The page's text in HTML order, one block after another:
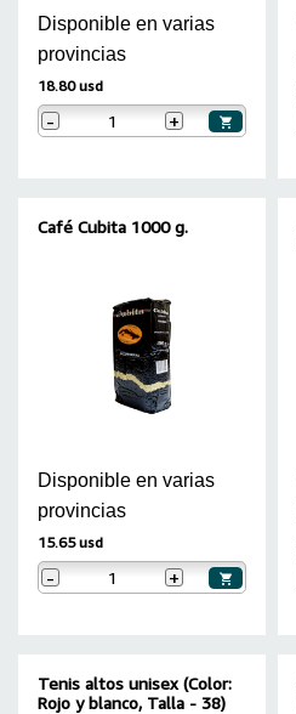
Disponible en varias
provincias
18.80 usd
- +
Café Cubita 1000 g.
Disponible en varias
provincias
15.65 usd
- +
Tenis altos unisex (Color:
Rojo y blanco, Talla - 38)